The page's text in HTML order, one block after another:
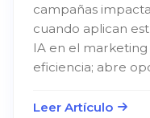
campañas
cuando aplican
IA en el marketing
eficiencia; abre
Leer Artículo